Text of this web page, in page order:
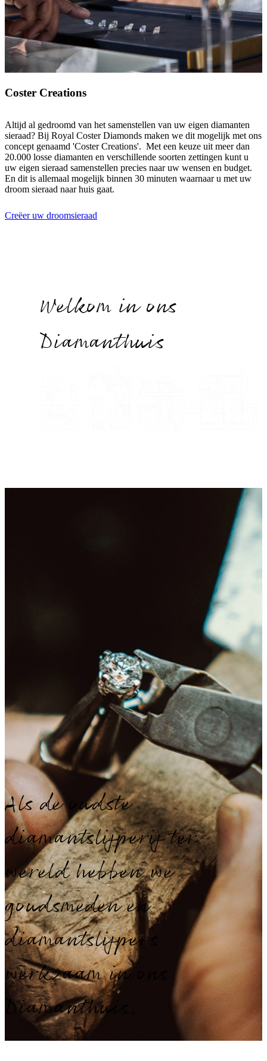
Coster Creations
Altijd al gedroomd van het samenstellen van uw eigen diamanten
sieraad? Bij Royal Coster Diamonds maken we dit mogelijk met ons
concept genaamd 'Coster Creations'. Met een keuze uit meer dan
20.000 losse diamanten en verschillende soorten zettingen kunt u
uw eigen sieraad samenstellen precies naar uw wensen en budget.
En dit is allemaal mogelijk binnen 30 minuten waarnaar u met uw
droom sieraad naar huis gaat.
Creëer uw droomsieraad
Welkom in ons
Diamanthuis
Als de oudste
diamantslijperij ter
wereld hebben we
goudsmeden en
diamantslijpers
werkzaam in ons
Diamanthuis.